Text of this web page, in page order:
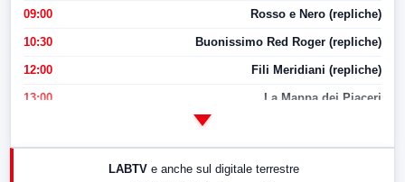
09:00 Rosso e Nero (repliche)
10:30 Buonissimo Red Roger (repliche)
12:00 Fili Meridiani (repliche)
13:00 La Mappa dei Piaceri
LABTV e anche sul digitale terrestre